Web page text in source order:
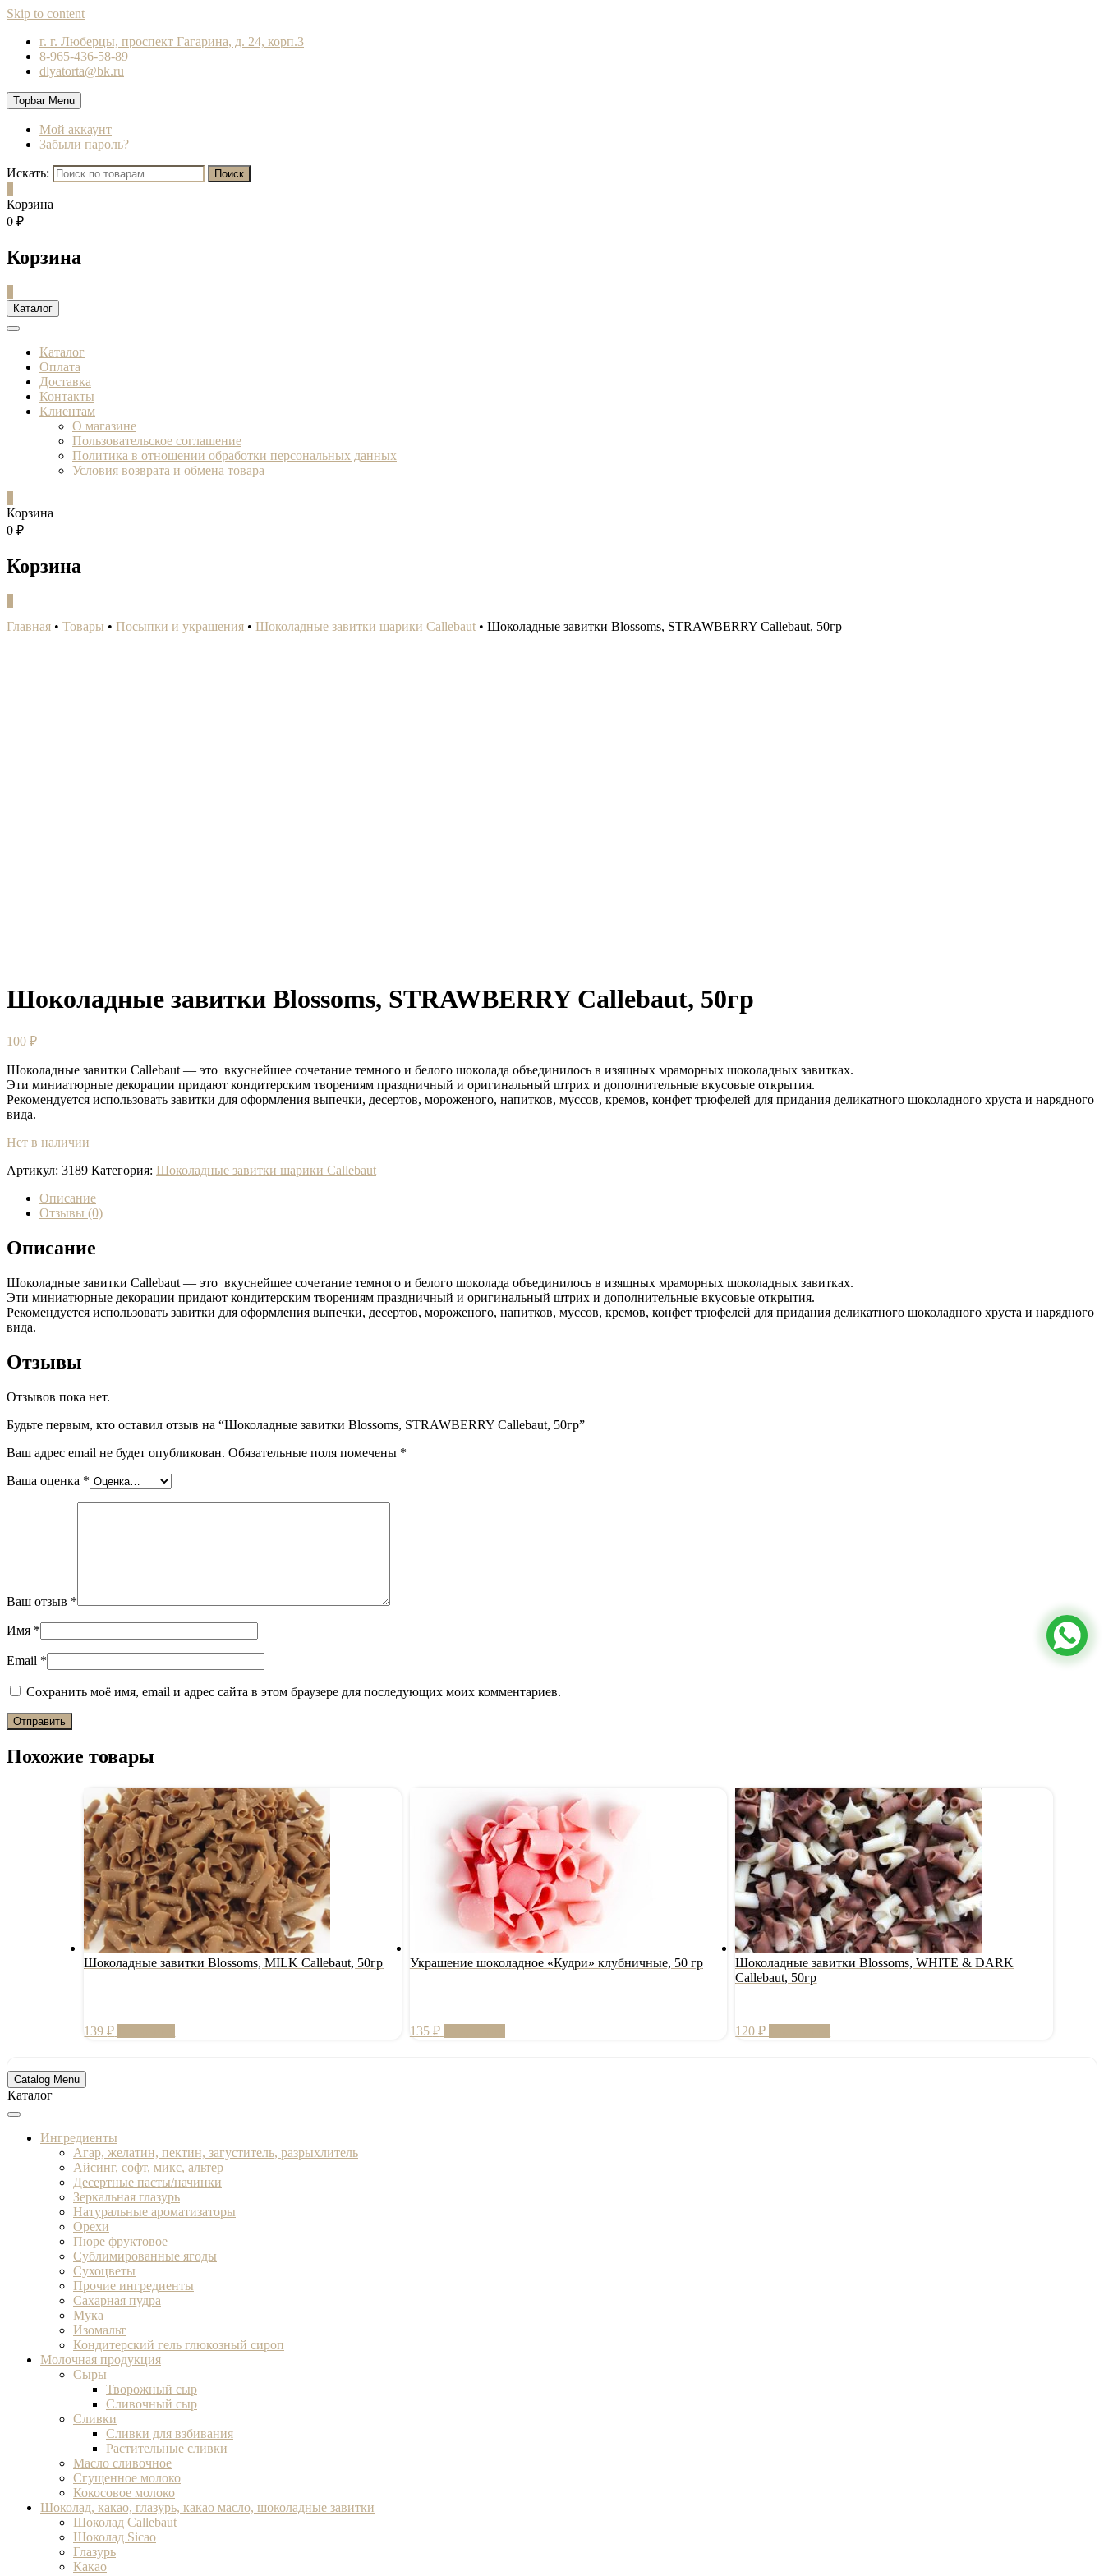
Skip to content
г. г. Люберцы, проспект Гагарина, д. 24, корп.3
8-965-436-58-89
dlyatorta@bk.ru
Topbar Menu
Мой аккаунт
Забыли пароль?
Искать: Поиск
Корзина
0 ₽
Корзина
Каталог
Каталог
Оплата
Доставка
Контакты
Клиентам
О магазине
Пользовательское соглашение
Политика в отношении обработки персональных данных
Условия возврата и обмена товара
Корзина
0 ₽
Корзина
Главная • Товары • Посыпки и украшения • Шоколадные завитки шарики Callebaut • Шоколадные завитки Blossoms, STRAWBERRY Callebaut, 50гр
Шоколадные завитки Blossoms, STRAWBERRY Callebaut, 50гр
100 ₽
Шоколадные завитки Callebaut — это вкуснейшее сочетание темного и белого шоколада объединилось в изящных мраморных шоколадных завитках.
Эти миниатюрные декорации придают кондитерским творениям праздничный и оригинальный штрих и дополнительные вкусовые открытия.
Рекомендуется использовать завитки для оформления выпечки, десертов, мороженого, напитков, муссов, кремов, конфет трюфелей для придания деликатного шоколадного хруста и нарядного
вида.
Нет в наличии
Артикул: 3189 Категория: Шоколадные завитки шарики Callebaut
Описание
Отзывы (0)
Описание
Шоколадные завитки Callebaut — это вкуснейшее сочетание темного и белого шоколада объединилось в изящных мраморных шоколадных завитках.
Эти миниатюрные декорации придают кондитерским творениям праздничный и оригинальный штрих и дополнительные вкусовые открытия.
Рекомендуется использовать завитки для оформления выпечки, десертов, мороженого, напитков, муссов, кремов, конфет трюфелей для придания деликатного шоколадного хруста и нарядного
вида.
Отзывы
Отзывов пока нет.
Будьте первым, кто оставил отзыв на “Шоколадные завитки Blossoms, STRAWBERRY Callebaut, 50гр”
Ваш адрес email не будет опубликован. Обязательные поля помечены *
Ваша оценка *
Ваш отзыв *
Имя *
Email *
Сохранить моё имя, email и адрес сайта в этом браузере для последующих моих комментариев.
Похожие товары
Шоколадные завитки Blossoms, MILK Callebaut, 50гр
139₽
Украшение шоколадное «Кудри» клубничные, 50 гр
135 ₽
Шоколадные завитки Blossoms, WHITE & DARK
Callebaut, 50гр
120₽
Catalog Menu
Каталог
Ингредиенты
Агар, желатин, пектин, загуститель, разрыхлитель
Айсинг, софт, микс, альтер
Десертные пасты/начинки
Зеркальная глазурь
Натуральные ароматизаторы
Орехи
Пюре фруктовое
Сублимированные ягоды
Сухоцветы
Прочие ингредиенты
Сахарная пудра
Мука
Изомальт
Кондитерский гель глюкозный сироп
Молочная продукция
Сыры
Творожный сыр
Сливочный сыр
Сливки
Сливки для взбивания
Растительные сливки
Масло сливочное
Сгущенное молоко
Кокосовое молоко
Шоколад, какао, глазурь, какао масло, шоколадные завитки
Шоколад Callebaut
Шоколад Sicao
Глазурь
Какао